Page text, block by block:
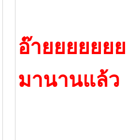
อ๊ายยยยยย
มานานแล้ว